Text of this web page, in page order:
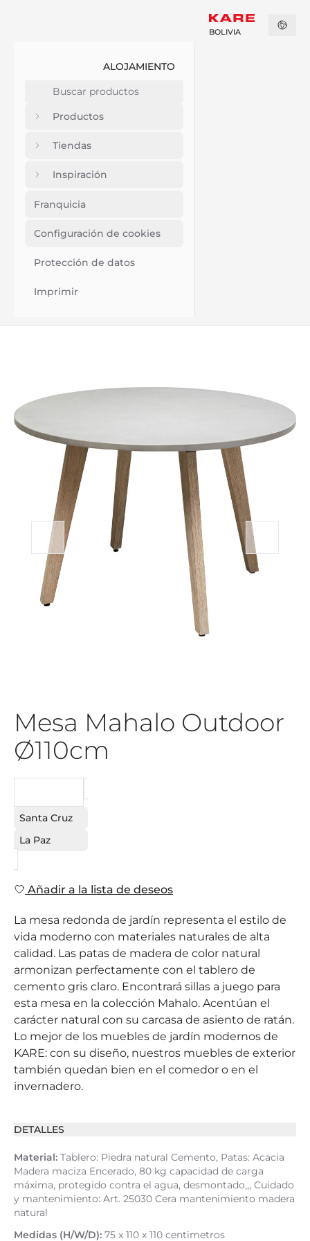
ALOJAMIENTO
Productos
Tiendas
Inspiración
Franquicia
Configuración de cookies
Protección de datos
Imprimir
BOLIVIA
Mesa Mahalo Outdoor
Ø110cm
Santa Cruz
La Paz
Añadir a la lista de deseos
La mesa redonda de jardín representa el estilo de
vida moderno con materiales naturales de alta
calidad. Las patas de madera de color natural
armonizan perfectamente con el tablero de
cemento gris claro. Encontrará sillas a juego para
esta mesa en la colección Mahalo. Acentúan el
carácter natural con su carcasa de asiento de ratán.
Lo mejor de los muebles de jardín modernos de
KARE: con su diseño, nuestros muebles de exterior
también quedan bien en el comedor o en el
invernadero.
DETALLES
Material: Tablero: Piedra natural Cemento, Patas: Acacia
Madera maciza Encerado, 80 kg capacidad de carga
máxima, protegido contra el agua, desmontado,,, Cuidado
y mantenimiento: Art. 25030 Cera mantenimiento madera
natural
Medidas (H/W/D): 75 x 110 x 110 centimetros